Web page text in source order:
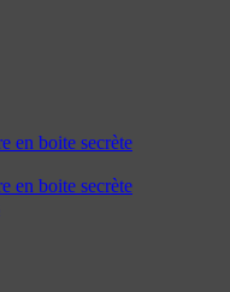
en boite secrète
en boite secrète